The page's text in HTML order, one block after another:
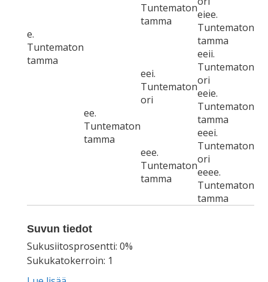
e.
Tuntematon
tamma
Tuntematon
tamma
eiee.
Tuntematon
tamma
ee.
Tuntematon
tamma
eei.
Tuntematon
ori
eeii.
Tuntematon
ori
eeie.
Tuntematon
tamma
eee.
Tuntematon
tamma
eeei.
Tuntematon
ori
eeee.
Tuntematon
tamma
Suvun tiedot
Sukusiitosprosentti: 0%
Sukukatokerroin: 1